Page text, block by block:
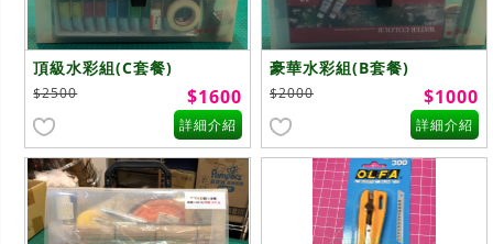
頂級水彩組(C套餐)
$2500 $1600
詳細介紹
豪華水彩組(B套餐)
$2000 $1000
詳細介紹